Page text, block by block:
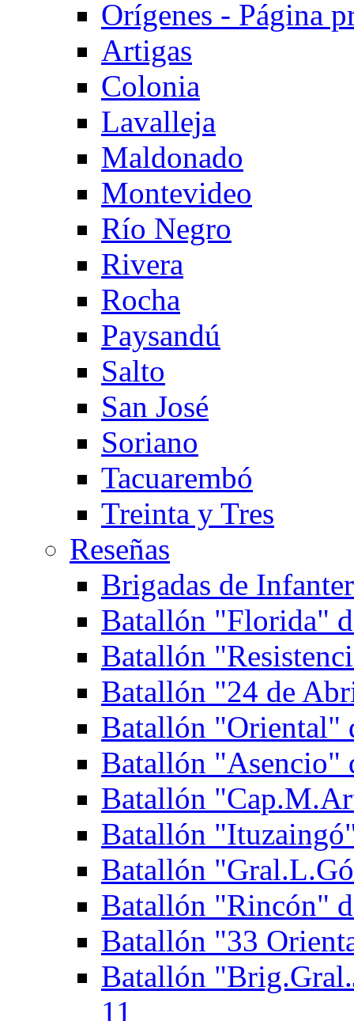
Orígenes - Página
Artigas
Colonia
Lavalleja
Maldonado
Montevideo
Río Negro
Rivera
Rocha
Paysandú
Salto
San José
Soriano
Tacuarembó
Treinta y Tres
Reseñas
Brigadas de
Batallón "Florida"
Batallón
Batallón "24 de
Batallón "Oriental"
Batallón "Asencio"
Batallón
Batallón
Batallón
Batallón "Rincón"
Batallón "33
Batallón
11